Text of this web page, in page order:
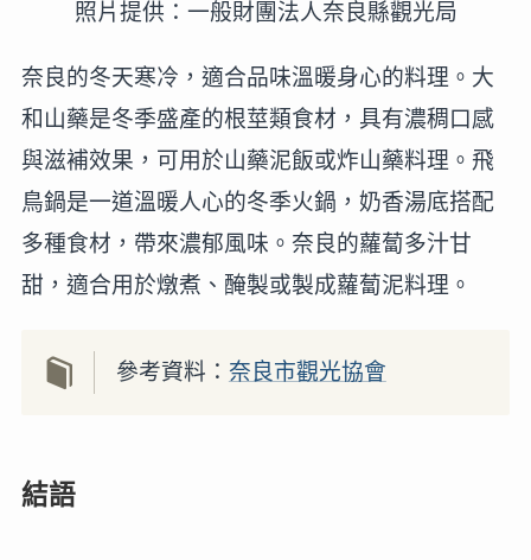
照片提供：一般財團法人奈良縣觀光局
奈良的冬天寒冷，適合品味溫暖身心的料理。大
和山藥是冬季盛產的根莖類食材，具有濃稠口感
與滋補效果，可用於山藥泥飯或炸山藥料理。飛
鳥鍋是一道溫暖人心的冬季火鍋，奶香湯底搭配
多種食材，帶來濃郁風味。奈良的蘿蔔多汁甘
甜，適合用於燉煮、醃製或製成蘿蔔泥料理。
參考資料： 奈良市觀光協會
結語